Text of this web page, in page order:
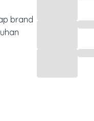
brand